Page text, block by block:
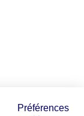
Préférences